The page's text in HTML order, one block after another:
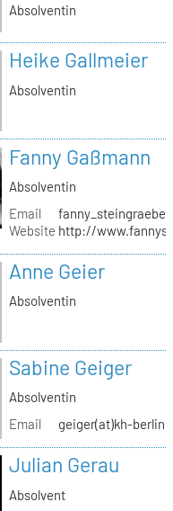
Absolventin
Heike Gallmeier
Absolventin
Fanny Gaßmann
Absolventin
Email
Website http://
Anne Geier
Absolventin
Sabine Geiger
Absolventin
Email
geiger(at)kh-
Julian Gerau
Absolvent